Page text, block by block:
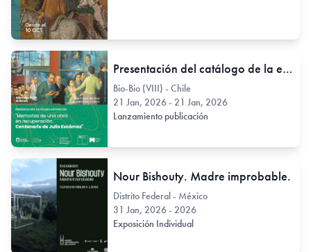
Presentación del catálogo de la exposición: "Memorias de una obra en recuperación. Centenario de Julio Escámez".
Bio-Bio (VIII) - Chile
21 Jan, 2026 - 21 Jan, 2026
Lanzamiento publicación
Nour Bishouty. Madre improbable.
Distrito Federal - México
31 Jan, 2026 - 2026
Exposición Individual